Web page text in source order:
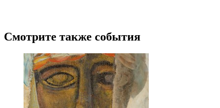
Смотрите также события